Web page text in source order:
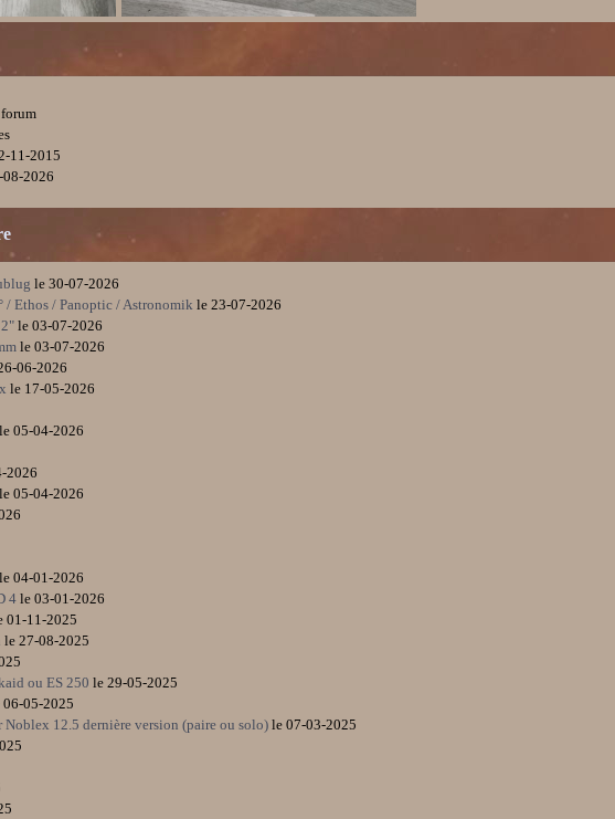
forum
11-2015
2026
le 30-07-2026
/ Ethos / Panoptic / Astronomikle 23-07-2026
le 03-07-2026
le 03-07-2026
06-2026
le 17-05-2026
le 05-04-2026
2026
le 05-04-2026
le 04-01-2026
4le 03-01-2026
01-11-2025
le 27-08-2025
ou ES 250 le 29-05-2025
06-05-2025
Noblex 12.5 dernière version (paire ou solo) le 07-03-2025